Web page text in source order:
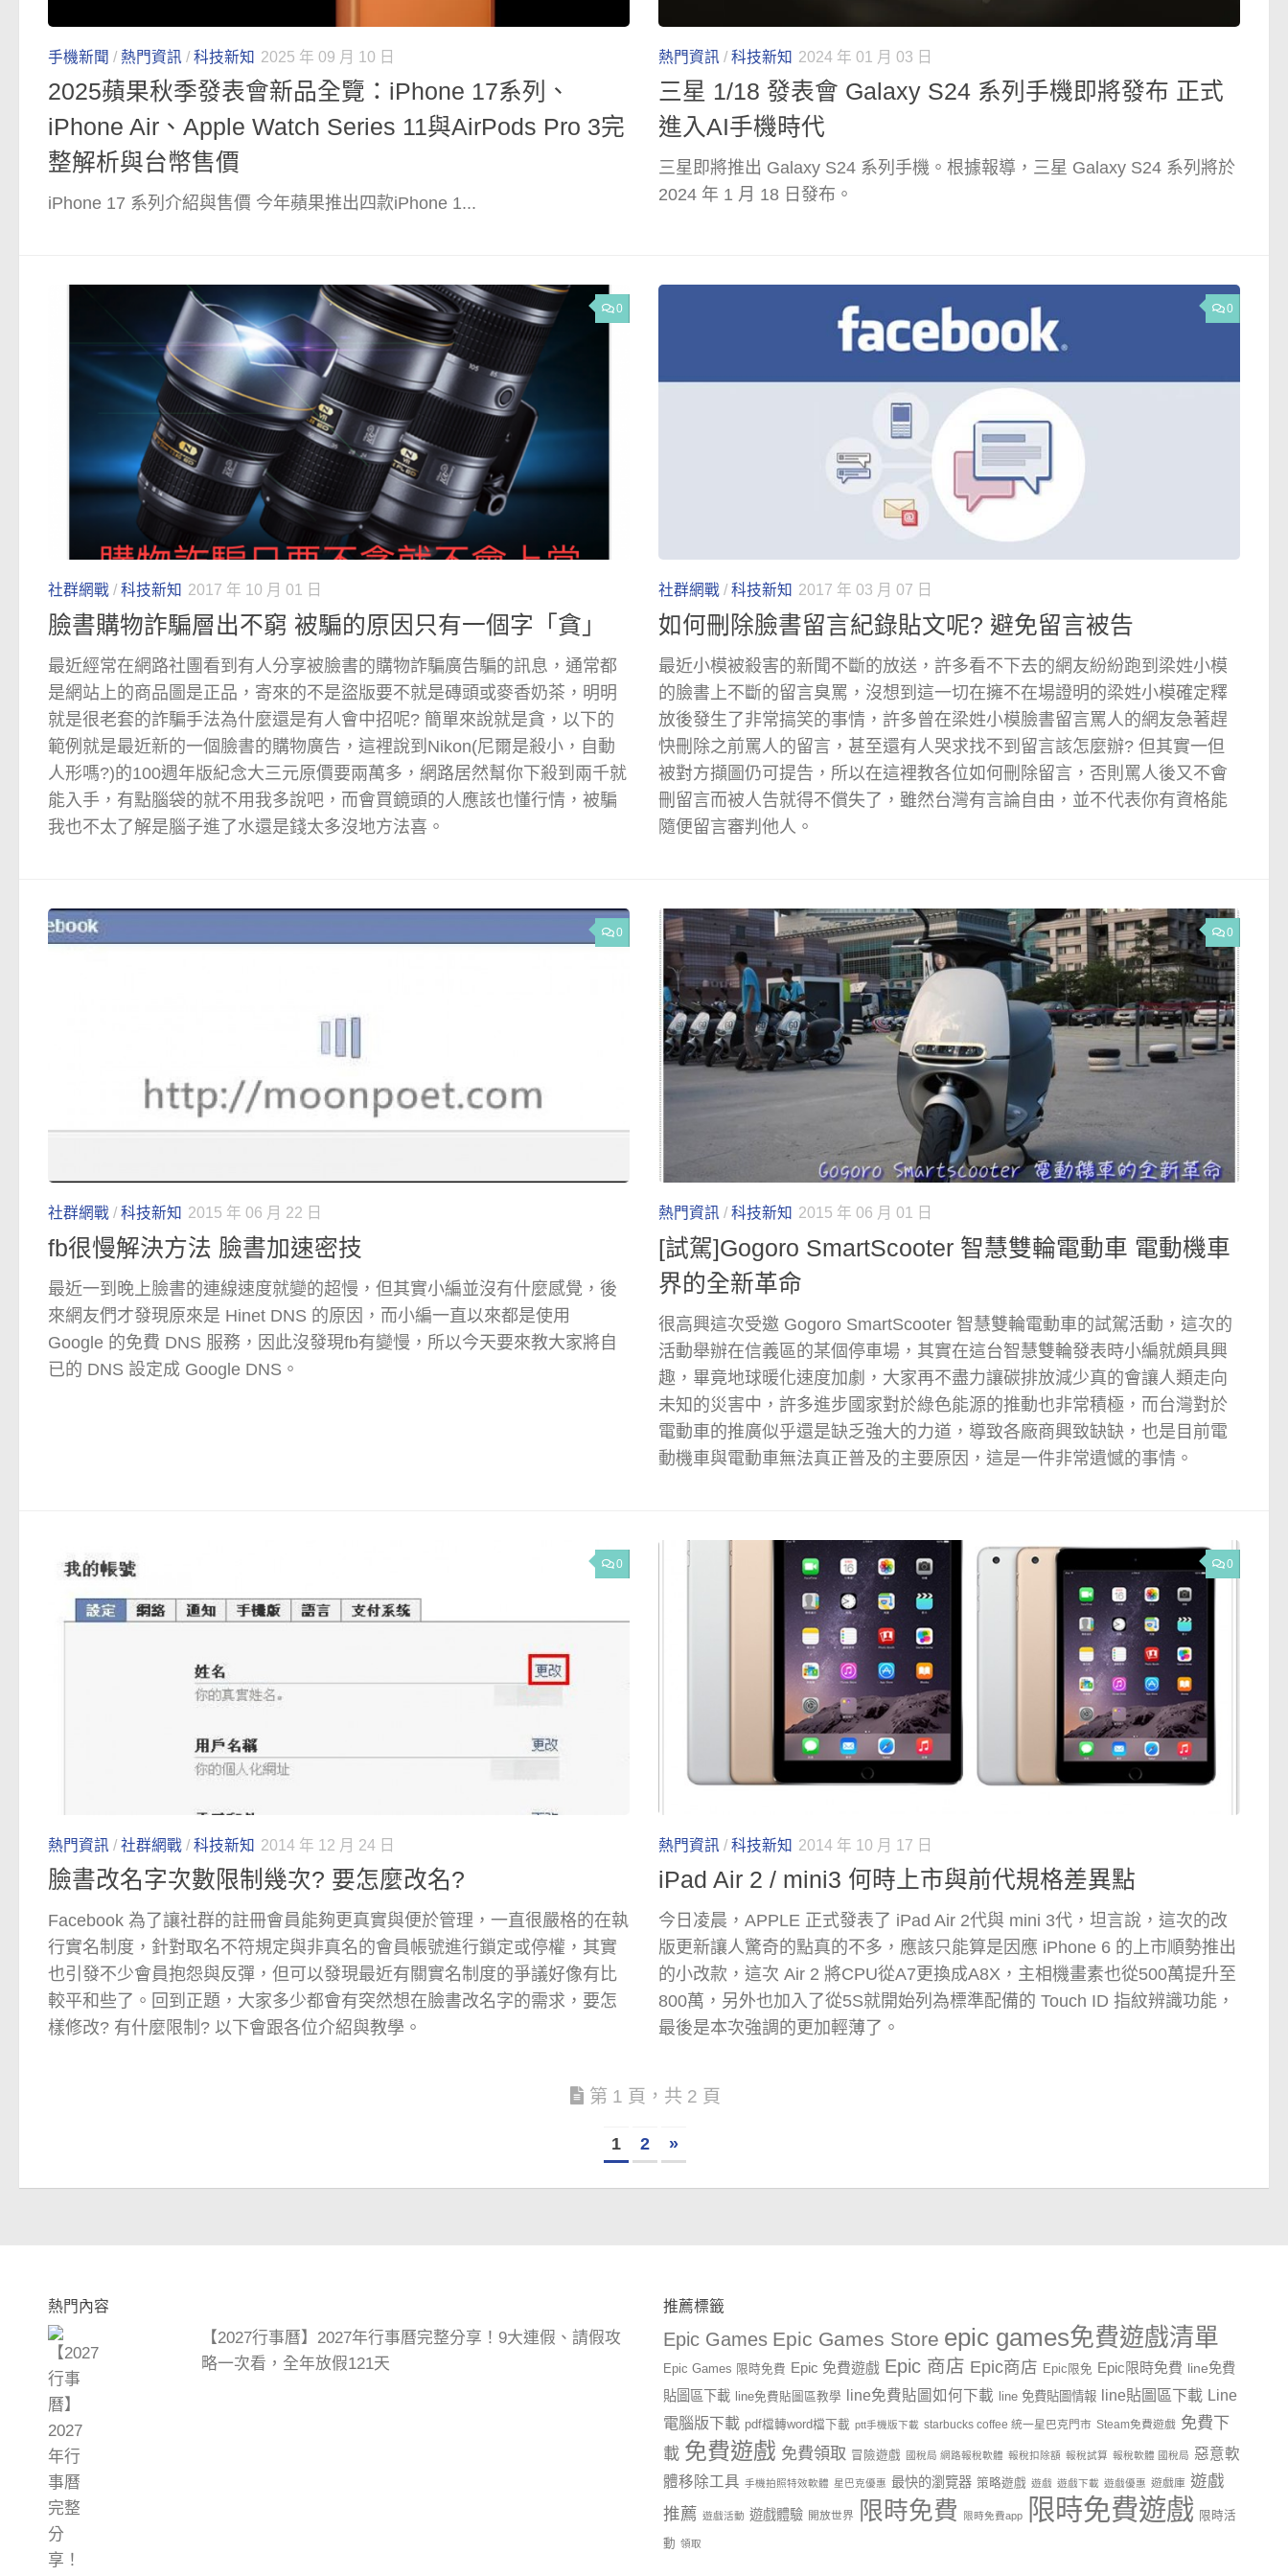
手機新聞 / 熱門資訊 / 科技新知 2025 年 09 月 10 日
2025蘋果秋季發表會新品全覽：iPhone 17系列、
iPhone Air、Apple Watch Series 11與AirPods Pro 3完
整解析與台幣售價
iPhone 17 系列介紹與售價 今年蘋果推出四款iPhone 1...
熱門資訊 / 科技新知 2024 年 01 月 03 日
三星 1/18 發表會 Galaxy S24 系列手機即將發布 正式
進入AI手機時代
三星即將推出 Galaxy S24 系列手機。根據報導，三星 Galaxy S24 系列將於
2024 年 1 月 18 日發布。
0
社群網戰 / 科技新知 2017 年 10 月 01 日
臉書購物詐騙層出不窮 被騙的原因只有一個字「貪」
最近經常在網路社團看到有人分享被臉書的購物詐騙廣告騙的訊息，通常都
是網站上的商品圖是正品，寄來的不是盜版要不就是磚頭或麥香奶茶，明明
就是很老套的詐騙手法為什麼還是有人會中招呢? 簡單來說就是貪，以下的
範例就是最近新的一個臉書的購物廣告，這裡說到Nikon(尼爾是殺小，自動
人形嗎?)的100週年版紀念大三元原價要兩萬多，網路居然幫你下殺到兩千就
能入手，有點腦袋的就不用我多說吧，而會買鏡頭的人應該也懂行情，被騙
我也不太了解是腦子進了水還是錢太多沒地方法喜。
0
社群網戰 / 科技新知 2017 年 03 月 07 日
如何刪除臉書留言紀錄貼文呢? 避免留言被告
最近小模被殺害的新聞不斷的放送，許多看不下去的網友紛紛跑到梁姓小模
的臉書上不斷的留言臭罵，沒想到這一切在擁不在場證明的梁姓小模確定釋
放後發生了非常搞笑的事情，許多曾在梁姓小模臉書留言罵人的網友急著趕
快刪除之前罵人的留言，甚至還有人哭求找不到留言該怎麼辦? 但其實一但
被對方擷圖仍可提告，所以在這裡教各位如何刪除留言，否則罵人後又不會
刪留言而被人告就得不償失了，雖然台灣有言論自由，並不代表你有資格能
隨便留言審判他人。
0
社群網戰 / 科技新知 2015 年 06 月 22 日
fb很慢解決方法 臉書加速密技
最近一到晚上臉書的連線速度就變的超慢，但其實小編並沒有什麼感覺，後
來網友們才發現原來是 Hinet DNS 的原因，而小編一直以來都是使用
Google 的免費 DNS 服務，因此沒發現fb有變慢，所以今天要來教大家將自
已的 DNS 設定成 Google DNS。
0
熱門資訊 / 科技新知 2015 年 06 月 01 日
[試駕]Gogoro SmartScooter 智慧雙輪電動車 電動機車
界的全新革命
很高興這次受邀 Gogoro SmartScooter 智慧雙輪電動車的試駕活動，這次的
活動舉辦在信義區的某個停車場，其實在這台智慧雙輪發表時小編就頗具興
趣，畢竟地球暖化速度加劇，大家再不盡力讓碳排放減少真的會讓人類走向
未知的災害中，許多進步國家對於綠色能源的推動也非常積極，而台灣對於
電動車的推廣似乎還是缺乏強大的力道，導致各廠商興致缺缺，也是目前電
動機車與電動車無法真正普及的主要原因，這是一件非常遺憾的事情。
0
熱門資訊 / 社群網戰 / 科技新知 2014 年 12 月 24 日
臉書改名字次數限制幾次? 要怎麼改名?
Facebook 為了讓社群的註冊會員能夠更真實與便於管理，一直很嚴格的在執
行實名制度，針對取名不符規定與非真名的會員帳號進行鎖定或停權，其實
也引發不少會員抱怨與反彈，但可以發現最近有關實名制度的爭議好像有比
較平和些了。回到正題，大家多少都會有突然想在臉書改名字的需求，要怎
樣修改? 有什麼限制? 以下會跟各位介紹與教學。
0
熱門資訊 / 科技新知 2014 年 10 月 17 日
iPad Air 2 / mini3 何時上市與前代規格差異點
今日凌晨，APPLE 正式發表了 iPad Air 2代與 mini 3代，坦言說，這次的改
版更新讓人驚奇的點真的不多，應該只能算是因應 iPhone 6 的上市順勢推出
的小改款，這次 Air 2 將CPU從A7更換成A8X，主相機畫素也從500萬提升至
800萬，另外也加入了從5S就開始列為標準配備的 Touch ID 指紋辨識功能，
最後是本次強調的更加輕薄了。
第 1 頁，共 2 頁
1 2 »
熱門內容
【2027行事曆】2027年行事曆完整分享！9大連假、請假攻
略一次看，全年放假121天
推薦標籤
Epic Games Epic Games Store epic games免費遊戲清單
Epic Games 限時免費 Epic 免費遊戲 Epic 商店 Epic商店 Epic限免 Epic限時免費 line免費
貼圖區下載
line免費貼圖區教學 line免費貼圖如何下載 line 免費貼圖情報 line貼圖區下載 Line
電腦版下載 pdf檔轉word檔下載 ptt手機版下載 starbucks coffee 統一星巴克門市 Steam免費遊戲 免費下
載 免費遊戲 免費領取 冒險遊戲 國稅局 網路報稅軟體 報稅扣除額 報稅試算 報稅軟體 國稅局 惡意軟
體移除工具 手機拍照特效軟體 星巴克優惠 最快的瀏覽器 策略遊戲 遊戲 遊戲下載 遊戲優惠 遊戲庫 遊戲
推薦 遊戲活動 遊戲體驗 開放世界 限時免費 限時免費app 限時免費遊戲 限時活
動 領取